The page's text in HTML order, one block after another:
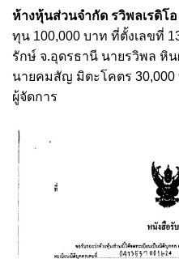
ห้างหุ้นส่วนจำกัด รวิพลเรดิโอ
ทุน 100,000 บาท ที่ตั้งเลขที่
รักษ์ จ.อุดรธานี นายรวิพล หิน
นายคมสัญ มิตะโคตร
ผู้จัดการ